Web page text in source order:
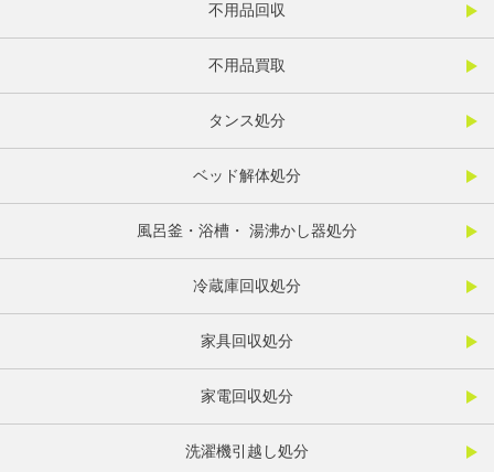
不用品回収
不用品買取
タンス処分
ベッド解体処分
風呂釜・浴槽・ 湯沸かし器処分
冷蔵庫回収処分
家具回収処分
家電回収処分
洗濯機引越し処分